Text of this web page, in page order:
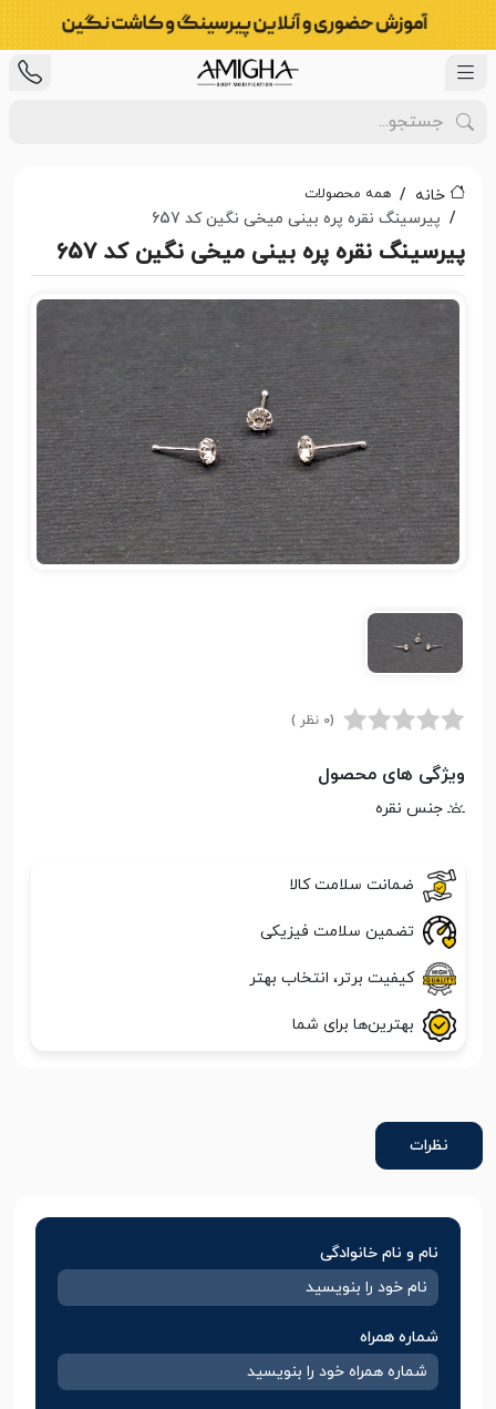
خانه همه محصولات
پیرسینگ نقره پره بینی میخی نگین کد 657
پیرسینگ نقره پره بینی میخی نگین کد 657
(0 نظر )
ویژگی های محصول
جنس نقره
ضمانت سلامت کالا
تضمین سلامت فیزیکی
کیفیت برتر، انتخاب بهتر
بهترین‌ها برای شما
نظرات
نام و نام خانوادگی
شماره همراه